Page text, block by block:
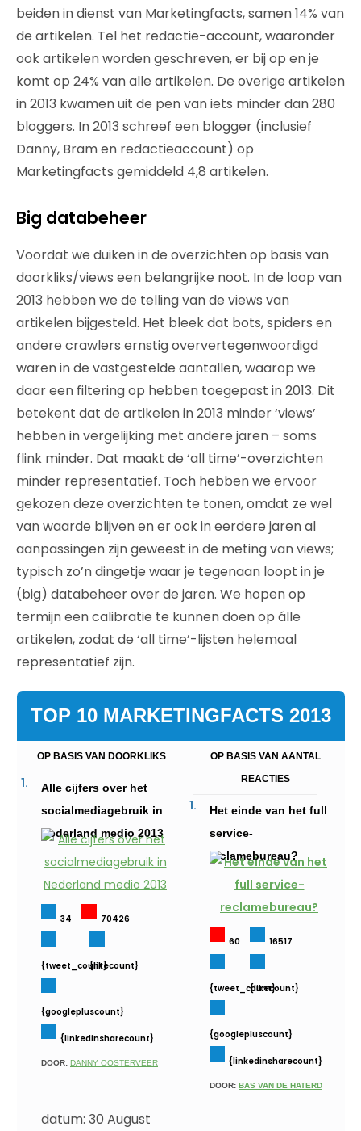
beiden in dienst van Marketingfacts, samen 14% van
de artikelen. Tel het redactie-account, waaronder
ook artikelen worden geschreven, er bij op en je
komt op 24% van alle artikelen. De overige artikelen
in 2013 kwamen uit de pen van iets minder dan 280
bloggers. In 2013 schreef een blogger (inclusief
Danny, Bram en redactieaccount) op
Marketingfacts gemiddeld 4,8 artikelen.
Big databeheer
Voordat we duiken in de overzichten op basis van
doorkliks/views een belangrijke noot. In de loop van
2013 hebben we de telling van de views van
artikelen bijgesteld. Het bleek dat bots, spiders en
andere crawlers ernstig oververtegenwoordigd
waren in de vastgestelde aantallen, waarop we
daar een filtering op hebben toegepast in 2013. Dit
betekent dat de artikelen in 2013 minder ‘views’
hebben in vergelijking met andere jaren – soms
flink minder. Dat maakt de ‘all time’-overzichten
minder representatief. Toch hebben we ervoor
gekozen deze overzichten te tonen, omdat ze wel
van waarde blijven en er ook in eerdere jaren al
aanpassingen zijn geweest in de meting van views;
typisch zo’n dingetje waar je tegenaan loopt in je
(big) databeheer over de jaren. We hopen op
termijn een calibratie te kunnen doen op álle
artikelen, zodat de ‘all time’-lijsten helemaal
representatief zijn.
TOP 10 MARKETINGFACTS 2013
OP BASIS VAN DOORKLIKS
Alle cijfers over het
socialmediagebruik in
Nederland medio 2013
34 70426
{tweet_count}{likecount}
{googlepluscount}
{linkedinsharecount}
DOOR: DANNY OOSTERVEER
datum: 30 August
OP BASIS VAN AANTAL
REACTIES
Het einde van het full
service-
reclamebureau?
60 16517
{tweet_count}{likecount}
{googlepluscount}
{linkedinsharecount}
DOOR: BAS VAN DE HATERD